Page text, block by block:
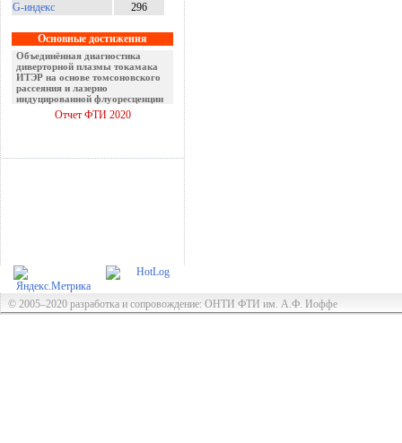
G-индекс
296
Основные достижения
Объединённая диагностика
диверторной плазмы токамака
ИТЭР на основе томсоновского
рассеяния и лазерно
индуцированной флуоресценции
Отчет ФТИ 2020
© 2005–2020 разработка и сопровождение: ОНТИ ФТИ им. А.Ф. Иоффе